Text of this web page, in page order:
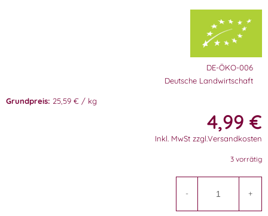
DE-ÖKO-006
Deutsche Landwirtschaft
Grundpreis: 25,59 € / kg
4,99 €
Inkl. MwSt zzgl.Versandkosten
3 vorrätig
- +